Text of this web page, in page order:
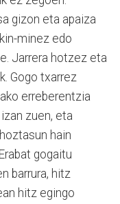
gizon eta apaiza
minez edo
Jarrera hotzez eta
Gogo txarrez
erreberentzia
zuen, eta
hain
gogaitu
barrura, hitz
hitz egingo